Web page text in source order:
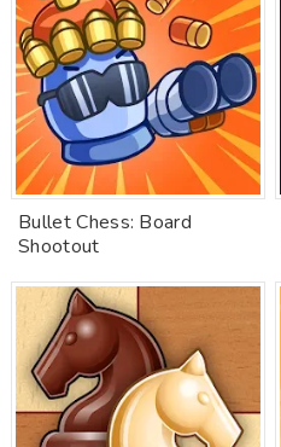
Bullet Chess: Board
Shootout